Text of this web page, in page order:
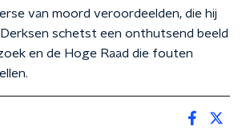
van moord veroordeelden, die hij
schetst een onthutsend beeld
en de Hoge Raad die fouten